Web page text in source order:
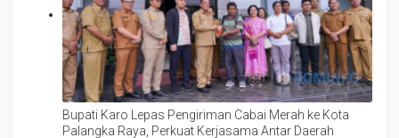
Bupati Karo Lepas Pengiriman Cabai Merah ke Kota
Palangka Raya, Perkuat Kerjasama Antar Daerah